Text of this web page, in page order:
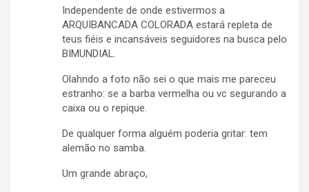
Independente de onde estivermos a
ARQUIBANCADA COLORADA estará repleta de
teus fiéis e incansáveis seguidores na busca pelo
BIMUNDIAL.
Olahndo a foto não sei o que mais me pareceu
estranho: se a barba vermelha ou vc segurando a
caixa ou o repique.
De qualquer forma alguém poderia gritar: tem
alemão no samba.
Um grande abraço,